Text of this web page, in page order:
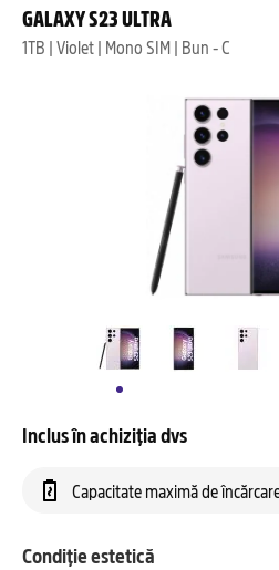
GALAXY S23 ULTRA
1TB | Violet | Mono SIM | Bun - C
Inclus în achiziția dvs
Capacitate maximă de
Condiție estetică